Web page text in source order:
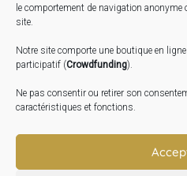
le comportement de navigation
site.
Notre site comporte une boutique en
participatif (Crowdfunding).
Ne pas consentir ou retirer son
caractéristiques et fonctions.
Expo « Mesures de lumière
Inauguration de la Grange :
Atelier Image : L’art au
10 Oct. 2026